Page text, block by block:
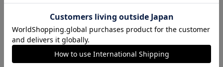
商品情報
▼その他 商品はこちら▼
ティッシュ・
トイレット
ペーパー
洗剤・柔軟剤